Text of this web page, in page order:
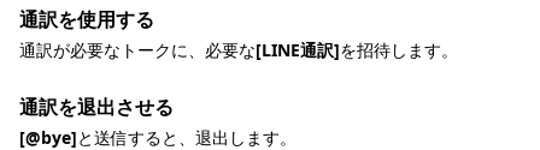
通訳を使用する
通訳が必要なトークに、必要な[LINE通訳]を招待します。
通訳を退出させる
[@bye]と送信すると、退出します。